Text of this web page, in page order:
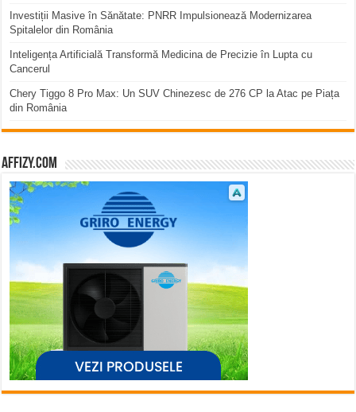
Investiții Masive în Sănătate: PNRR Impulsionează Modernizarea
Spitalelor din România
Inteligența Artificială Transformă Medicina de Precizie în Lupta cu
Cancerul
Chery Tiggo 8 Pro Max: Un SUV Chinezesc de 276 CP la Atac pe Piața
din România
affizy.com